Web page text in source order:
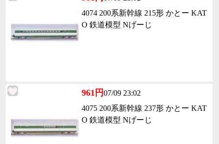
4074 200系新幹線 215形 かとー KAT
O 鉄道模型 Nげーじ
961円07/09 23:02
4075 200系新幹線 237形 かとー KAT
O 鉄道模型 Nげーじ